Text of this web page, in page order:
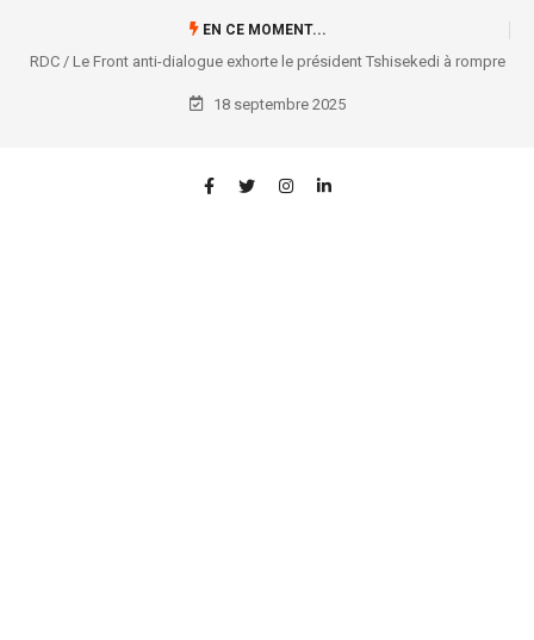
EN CE MOMENT...
RDC / Le Front anti-dialogue exhorte le président Tshisekedi à rompre
avec l’AFC/M23 et à mobiliser la nation
18 septembre 2025